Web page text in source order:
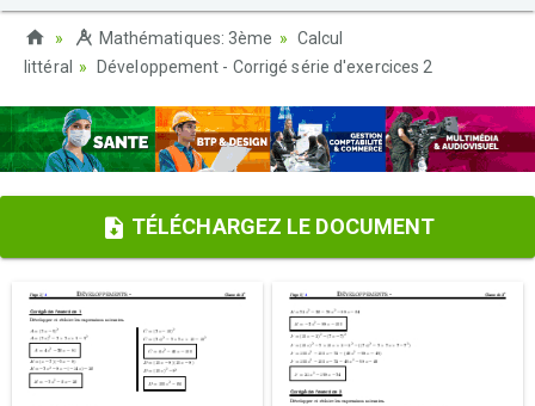
Mathématiques: 3ème
Calcul
littéral
Développement - Corrigé série d'exercices 2
TÉLÉCHARGEZ LE DOCUMENT